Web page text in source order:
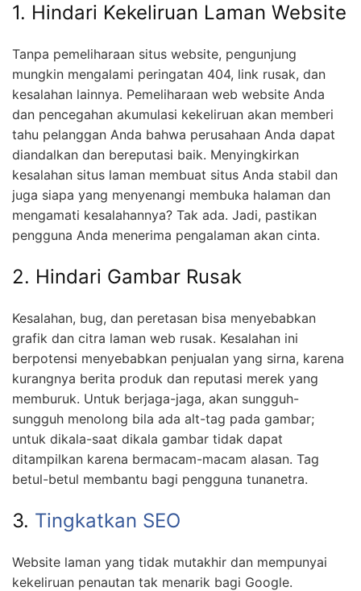
1. Hindari Kekeliruan Laman Website
Tanpa pemeliharaan situs website, pengunjung
mungkin mengalami peringatan 404, link rusak, dan
kesalahan lainnya. Pemeliharaan web website Anda
dan pencegahan akumulasi kekeliruan akan memberi
tahu pelanggan Anda bahwa perusahaan Anda dapat
diandalkan dan bereputasi baik. Menyingkirkan
kesalahan situs laman membuat situs Anda stabil dan
juga siapa yang menyenangi membuka halaman dan
mengamati kesalahannya? Tak ada. Jadi, pastikan
pengguna Anda menerima pengalaman akan cinta.
2. Hindari Gambar Rusak
Kesalahan, bug, dan peretasan bisa menyebabkan
grafik dan citra laman web rusak. Kesalahan ini
berpotensi menyebabkan penjualan yang sirna, karena
kurangnya berita produk dan reputasi merek yang
memburuk. Untuk berjaga-jaga, akan sungguh-
sungguh menolong bila ada alt-tag pada gambar;
untuk dikala-saat dikala gambar tidak dapat
ditampilkan karena bermacam-macam alasan. Tag
betul-betul membantu bagi pengguna tunanetra.
3. Tingkatkan SEO
Website laman yang tidak mutakhir dan mempunyai
kekeliruan penautan tak menarik bagi Google.